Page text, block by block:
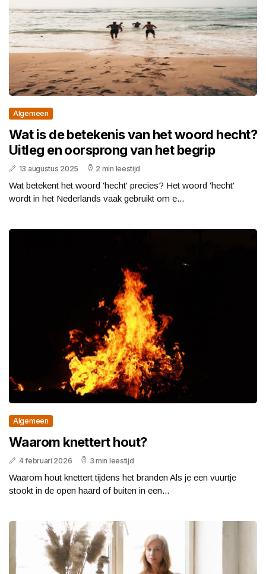
Algemeen
Wat is de betekenis van het woord hecht?
Uitleg en oorsprong van het begrip
13 augustus 2025 2 min leestijd
Wat betekent het woord 'hecht' precies? Het woord 'hecht'
wordt in het Nederlands vaak gebruikt om e...
Algemeen
Waarom knettert hout?
4 februari 2026 3 min leestijd
Waarom hout knettert tijdens het branden Als je een vuurtje
stookt in de open haard of buiten in een...